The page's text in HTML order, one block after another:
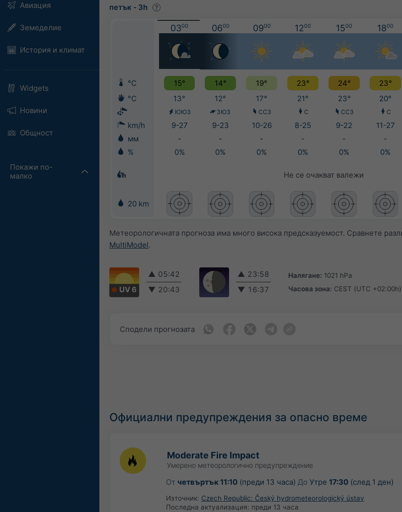
Авиация
Земеделие
История и климат
Widgets
Новини
Общност
Покажи по-
малко
петък - 3h
0300 0600 0900 1200 1500 1800
°C 15° 14° 19° 23° 24° 23°
°C
13° 12° 17° 21° 23° 20°
ЮЮЗ ЗЮЗ ССЗ С ССЗ С
km/h 9-27 9-23 10-26 8-25 9-22 11-27
мм
- - - - - -
%
0% 0% 0% 0% 0% 0%
Не се очакват валежи
20 km
Метеорологичната прогноза има много висока предсказуемост. Сравнете
MultiModel.
UV 6
▲ 05:42
▼ 20:43
▲ 23:58
▼ 16:37
Налягане: 1021 hPa
Часова зона: CEST (UTC +02:00h)
Сподели прогнозата
Официални предупреждения за опасно време
Moderate Fire Impact
Умерено метеорологично предупреждение
От четвъртък 11:10(преди 13 часа) До Утре 17:30(след 1 ден)
Източник: Czech Republic: Český hydrometeorologický ústav
Последна актуализация: преди 13 часа